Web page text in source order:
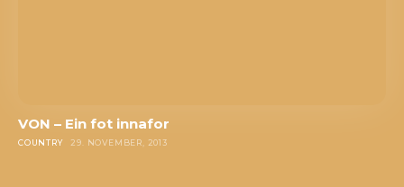
VON – Ein fot innafor
COUNTRY 29. NOVEMBER, 2013